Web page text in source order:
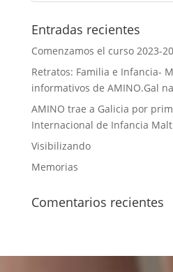
Entradas recientes
Comenzamos el curso 2023-
Retratos: Familia e Infancia-
informativos de AMINO.Gal
AMINO trae a Galicia por
Internacional de Infancia
Visibilizando
Memorias
Comentarios recientes